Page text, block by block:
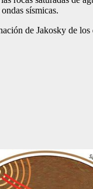
sísmicas.
de Jakosky de los